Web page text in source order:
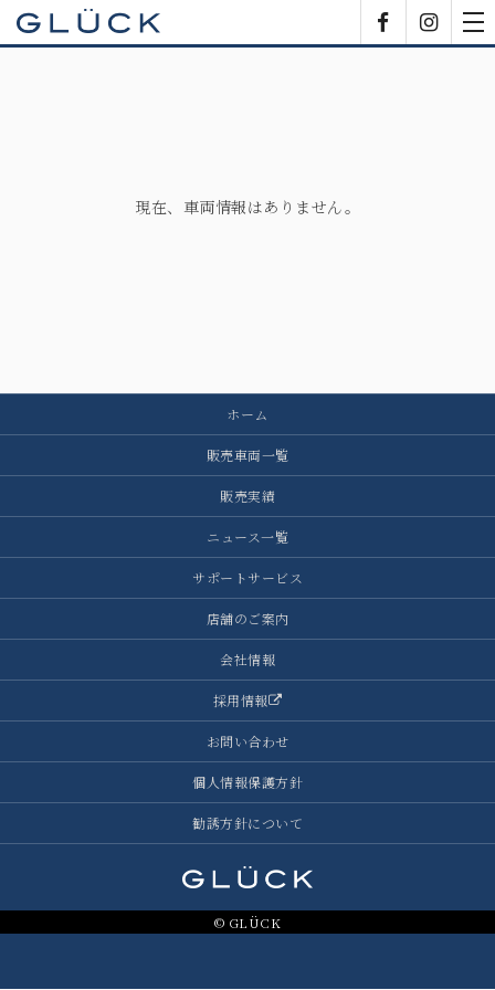
現在、車両情報はありません。
ホーム
販売車両一覧
販売実績
ニュース一覧
サポートサービス
店舗のご案内
会社情報
採用情報
お問い合わせ
個人情報保護方針
勧誘方針について
© GLÜCK